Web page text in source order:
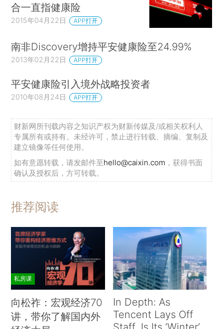
合一直指健康险
2015年04月22日 APP打开
南非Discovery增持平安健康险至24.99%
2013年02月22日 APP打开
平安健康险引入境外战略投资者
2010年08月24日 APP打开
财新网所刊载内容之知识产权为财新传媒及/或相关权利人
专属所有或持有。未经许可，禁止进行转载、摘编、复制及
建立镜像等任何使用。
如有意愿转载，请发邮件至hello@caixin.com ，获得书面
确认及授权后，方可转载。
推荐阅读
私房课
向松祚：宏观经济70
讲，带你了解国内外
In Depth: As
Tencent Lays Off